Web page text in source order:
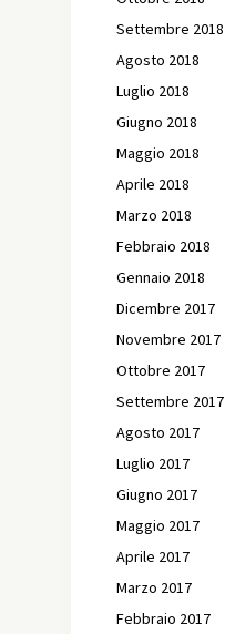
Settembre 2018
Agosto 2018
Luglio 2018
Giugno 2018
Maggio 2018
Aprile 2018
Marzo 2018
Febbraio 2018
Gennaio 2018
Dicembre 2017
Novembre 2017
Ottobre 2017
Settembre 2017
Agosto 2017
Luglio 2017
Giugno 2017
Maggio 2017
Aprile 2017
Marzo 2017
Febbraio 2017